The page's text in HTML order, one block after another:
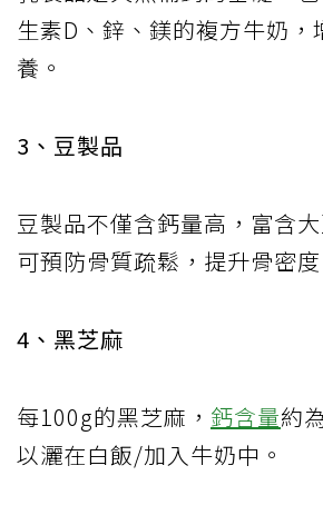
生素D、鋅、鎂的複方牛奶，
養。
3、豆製品
豆製品不僅含鈣量高，富含
可預防骨質疏鬆，提升骨密度
4、黑芝麻
每100g的黑芝麻， 鈣含量約
以灑在白飯/加入牛奶中。